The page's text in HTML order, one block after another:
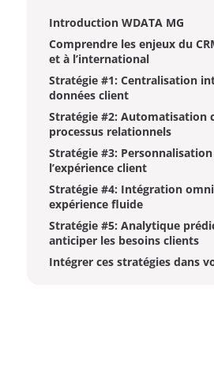
Introduction WDATA MG
Comprendre les enjeux du
et à l’international
Stratégie #1: Centralisation
données client
Stratégie #2: Automatisation
processus relationnels
Stratégie #3:
l’expérience client
Stratégie #4: Intégration
expérience fluide
Stratégie #5: Analytique
anticiper les besoins clients
Intégrer ces stratégies dans